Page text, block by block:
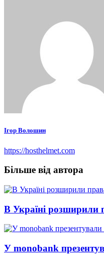
Ігор Волошин
https://hosthelmet.com
Більше від автора
В Україні розширили
У monobank